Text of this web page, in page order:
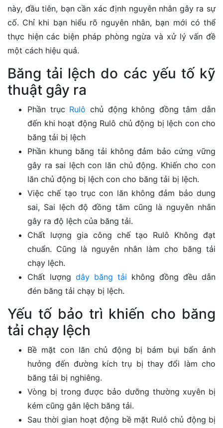
này, đầu tiên, bạn cần xác định nguyên nhân gây ra sự
cố. Chỉ khi bạn hiểu rõ nguyên nhân, bạn mới có thể
thực hiện các biện pháp phòng ngừa và xử lý vấn đề
một cách hiệu quả.
Băng tải lệch do các yếu tố kỹ
thuật gây ra
Phần trục Rulô chủ động không đồng tâm dẫn
đến khi hoạt động Rulô chủ động bị lệch con cho
băng tải bị lệch
Phần khung băng tải không đảm bảo cứng vững
gây ra sai lệch con lăn chủ động. Khiến cho con
lăn chủ động bị lệch con cho băng tải bị lệch.
Việc chế tạo trục con lăn không đảm bảo dung
sai, Sai lệch độ đồng tâm cũng là nguyên nhân
gây ra độ lệch của băng tải.
Chất lượng gia công chế tạo Rulô Không đạt
chuẩn. Cũng là nguyên nhân làm cho băng tải
chạy lệch.
Chất lượng dây băng tải không đồng đều dẫn
đén băng tải chạy bị lệch.
Yếu tố bảo trì khiến cho băng
tải chạy lệch
Bề mặt con lăn chủ động bị bám bụi bẩn ảnh
hưởng đến đường kích trụ bị thay đổi làm cho
băng tải bị nghiêng.
Vòng bị trong được bảo dưỡng thường xuyên bị
kém cũng gân lệch băng tải.
Sau thời gian hoạt động bề mặt Rulô chủ động bị